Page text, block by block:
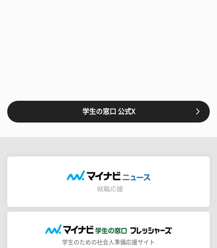
学生の窓口 公式X
学生のための社会人準備応援サイト